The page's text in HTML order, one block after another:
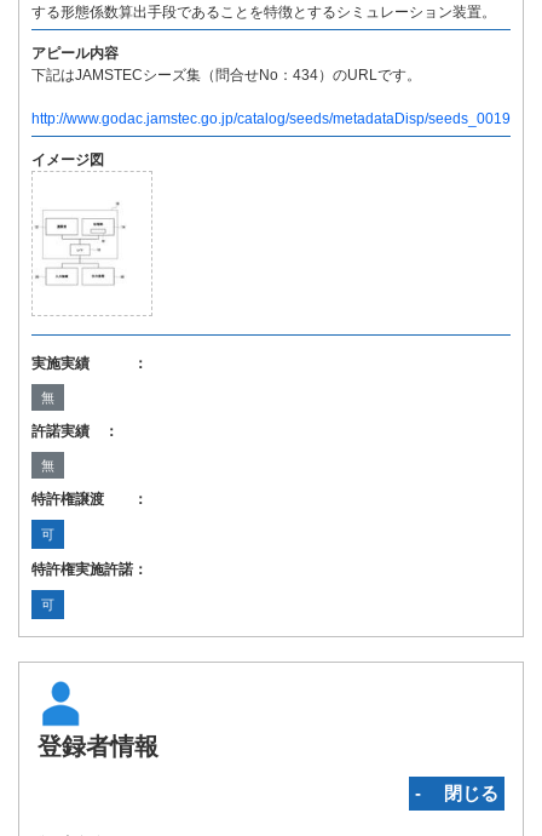
する形態係数算出手段であることを特徴とするシミュレーション装置。
アピール内容
下記はJAMSTECシーズ集（問合せNo：434）のURLです。
http://www.godac.jamstec.go.jp/catalog/seeds/metadataDisp/seeds_0019
イメージ図
実施実績 ：
無
許諾実績 ：
無
特許権譲渡 ：
可
特許権実施許諾：
可
登録者情報
‐ 閉じる